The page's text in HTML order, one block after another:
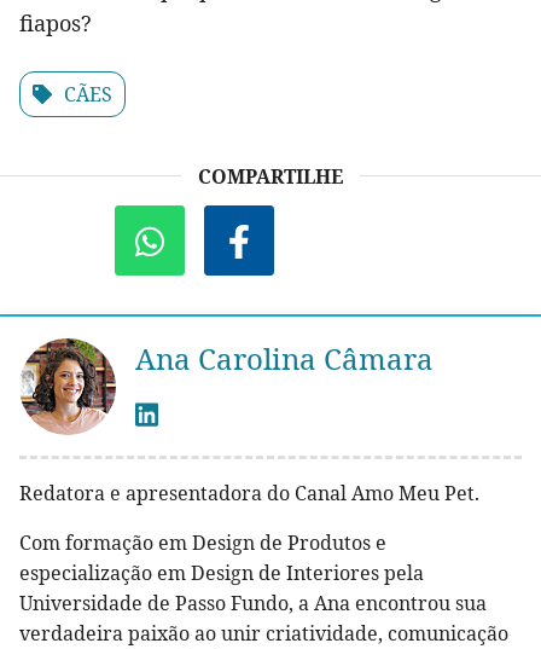
fiapos?
CÃES
COMPARTILHE
Ana Carolina Câmara
Redatora e apresentadora do Canal Amo Meu Pet.
Com formação em Design de Produtos e
especialização em Design de Interiores pela
Universidade de Passo Fundo, a Ana encontrou sua
verdadeira paixão ao unir criatividade, comunicação